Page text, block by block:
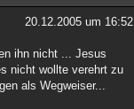
20.12.2005 um 16:52
ihn nicht ... Jesus
nicht wollte verehrt zu
als Wegweiser...